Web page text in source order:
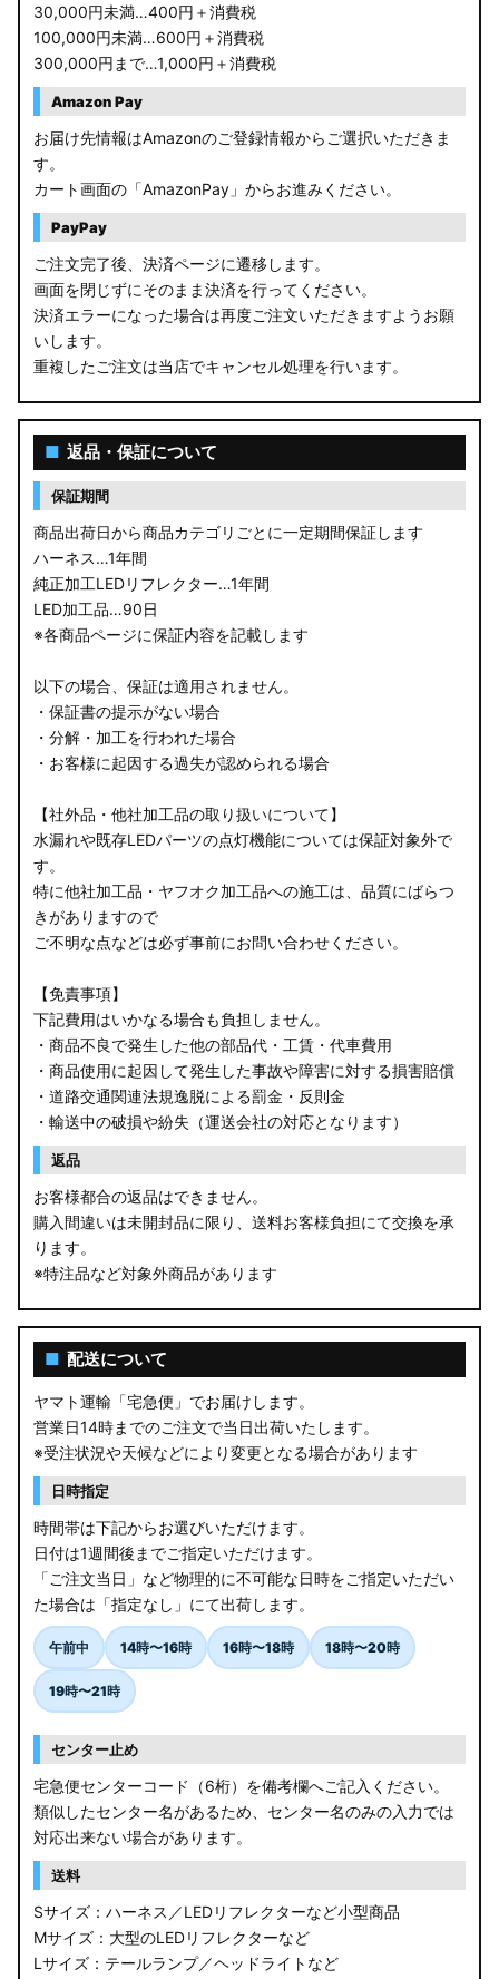
RC1/2 オデッセイ
GB5〜8 フリード
GR フィット
GP5/6 GK3〜6 フィット
MK53S スペーシアカスタム
MA37S/MA27S ソリオ / ソリオ バンディット
MA26S/MA36S ソリオ
ZC33S スイフトスポーツ
LA650S タントカスタム
LA600S タントカスタム
LA150S ムーヴカスタム
LA700S ウェイク
GN0W アウトランダー
GK1W/GK9W エクリプスクロス
CV1W デリカD:5
B34A/B35A/B37A/B38A デリカミニ
B34W/B35W/B37W/B38W ekクロススペース
B34W/B35W/B37W/B38W ekクロス
KG CX-8
GU クロストレック
GU インプレッサ
VN5 VNH レヴォーグ / レイバック
ZD8 BRZ
ZC6 BRZ
URJ201 LX570
AGL10W RX450h
USF/UVF4# LS600h
JF5/6 N-BOX カスタム
MK94S/MK54S スペーシア / カスタム
ZCEDS/ZDEDS/ZCDDS/ZDDDS スイフト
AZSH36W/AZSH37W クラウンスポーツ
LA400K コペン
汎用LEDバルブ
アウトレット
JB64W/JB74W/JC74W ジムニー/シエラ/ノマド
30,000円未満…400円＋消費税
100,000円未満…600円＋消費税
300,000円まで…1,000円＋消費税
Amazon Pay
お届け先情報はAmazonのご登録情報からご選択いただきま
す。
カート画面の「AmazonPay」からお進みください。
PayPay
ご注文完了後、決済ページに遷移します。
画面を閉じずにそのまま決済を行ってください。
決済エラーになった場合は再度ご注文いただきますようお願
いします。
重複したご注文は当店でキャンセル処理を行います。
■ 返品・保証について
保証期間
商品出荷日から商品カテゴリごとに一定期間保証します
ハーネス…1年間
純正加工LEDリフレクター…1年間
LED加工品…90日
※各商品ページに保証内容を記載します
以下の場合、保証は適用されません。
・保証書の提示がない場合
・分解・加工を行われた場合
・お客様に起因する過失が認められる場合
【社外品・他社加工品の取り扱いについて】
水漏れや既存LEDパーツの点灯機能については保証対象外で
す。
特に他社加工品・ヤフオク加工品への施工は、品質にばらつ
きがありますので
ご不明な点などは必ず事前にお問い合わせください。
【免責事項】
下記費用はいかなる場合も負担しません。
・商品不良で発生した他の部品代・工賃・代車費用
・商品使用に起因して発生した事故や障害に対する損害賠償
・道路交通関連法規逸脱による罰金・反則金
・輸送中の破損や紛失（運送会社の対応となります）
返品
お客様都合の返品はできません。
購入間違いは未開封品に限り、送料お客様負担にて交換を承
ります。
※特注品など対象外商品があります
■ 配送について
ヤマト運輸「宅急便」でお届けします。
営業日14時までのご注文で当日出荷いたします。
※受注状況や天候などにより変更となる場合があります
日時指定
時間帯は下記からお選びいただけます。
日付は1週間後までご指定いただけます。
「ご注文当日」など物理的に不可能な日時をご指定いただい
た場合は「指定なし」にて出荷します。
午前中 14時〜16時 16時〜18時 18時〜20時
19時〜21時
センター止め
宅急便センターコード（6桁）を備考欄へご記入ください。
類似したセンター名があるため、センター名のみの入力では
対応出来ない場合があります。
送料
Sサイズ：ハーネス／LEDリフレクターなど小型商品
Mサイズ：大型のLEDリフレクターなど
Lサイズ：テールランプ／ヘッドライトなど